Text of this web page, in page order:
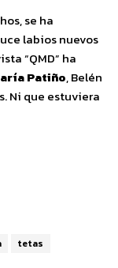
se ha
labios nuevos
“QMD” ha
Patiño, Belén
Ni que estuviera
tetas